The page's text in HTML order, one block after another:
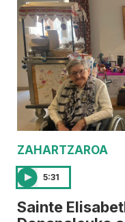
ZAHARTZAROA
5:31
Sainte